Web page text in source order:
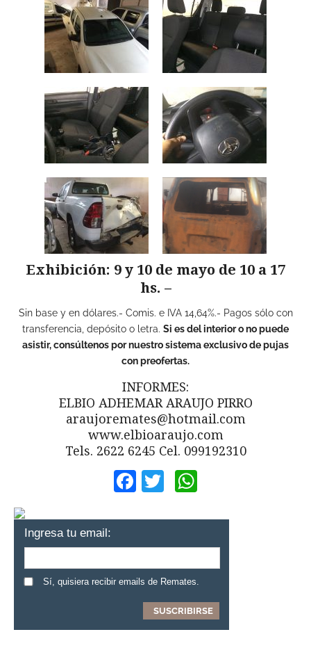
Exhibición: 9 y 10 de mayo de 10 a 17
hs. –
Sin base y en dólares.- Comis. e IVA 14,64%.- Pagos sólo con
transferencia, depósito o letra. Si es del interior o no puede
asistir, consúltenos por nuestro sistema exclusivo de pujas
con preofertas.
INFORMES:
ELBIO ADHEMAR ARAUJO PIRRO
araujoremates@hotmail.com
www.elbioaraujo.com
Tels. 2622 6245 Cel. 099192310
Facebook
Twitter
Ingresa tu email:
Sí, quisiera recibir emails de Remates.